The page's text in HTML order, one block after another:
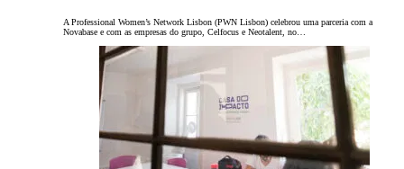
A Professional Women’s Network Lisbon (PWN Lisbon) celebrou uma parceria com a
Novabase e com as empresas do grupo, Celfocus e Neotalent, no…